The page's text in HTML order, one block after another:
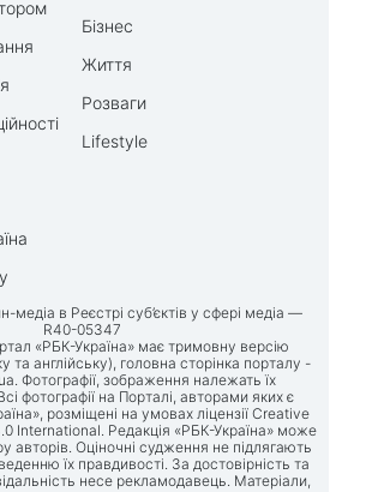
Бізнес
Життя
Розваги
Lifestyle
медіа в Реєстрі суб’єктів у сфері медіа —
R40-05347
«РБК-Україна» має тримовну версію
та англійську), головна сторінка порталу -
. Фотографії, зображення належать їх
фотографії на Порталі, авторами яких є
розміщені на умовах ліцензії Creative
International. Редакція «РБК-Україна» може
авторів. Оціночні судження не підлягають
їх правдивості. За достовірність та
несе рекламодавець. Матеріали,